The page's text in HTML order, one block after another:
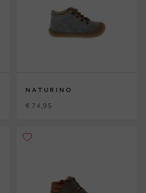
NATURINO
€ 74,95